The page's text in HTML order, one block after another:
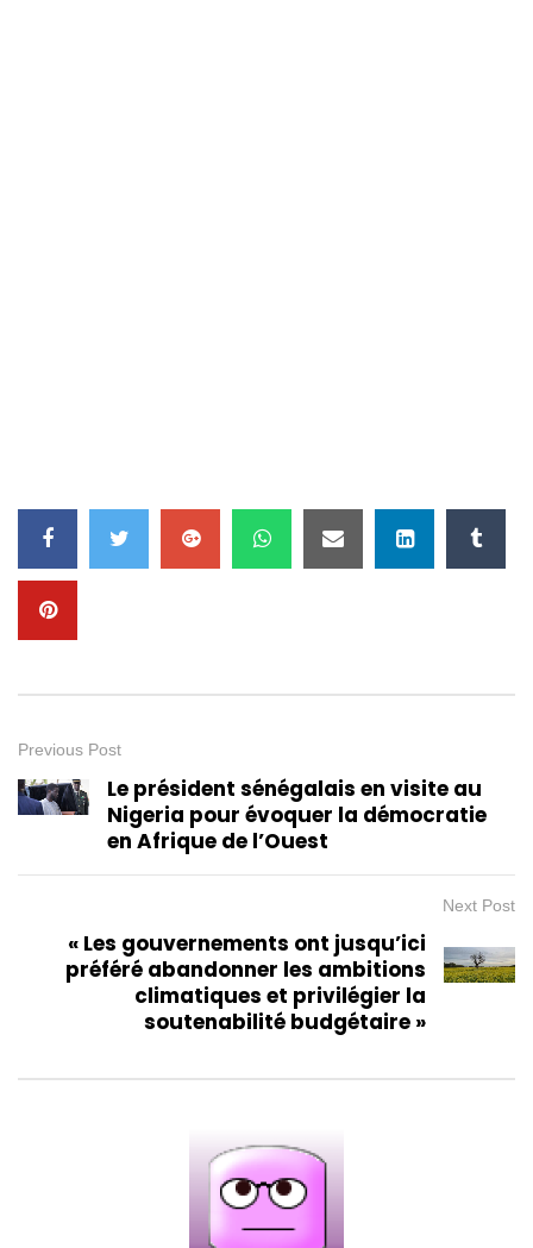
Previous Post
Le président sénégalais en visite au
Nigeria pour évoquer la démocratie
en Afrique de l’Ouest
Next Post
« Les gouvernements ont jusqu’ici
préféré abandonner les ambitions
climatiques et privilégier la
soutenabilité budgétaire »